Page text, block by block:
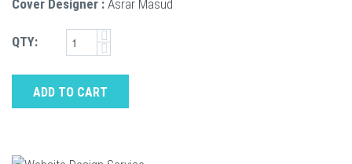
Cover Designer : Asrar Masud
QTY:
ADD TO CART